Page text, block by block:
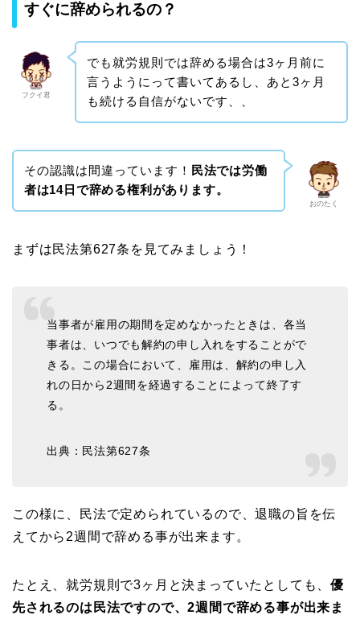
すぐに辞められるの？
フクイ君
でも就労規則では辞める場合は3ヶ月前に
言うようにって書いてあるし、あと3ヶ月
も続ける自信がないです、、
おのたく
その認識は間違っています！ 民法では労働
者は14日で辞める権利があります。
まずは民法第627条を見てみましょう！
当事者が雇用の期間を定めなかったときは、各当
事者は、いつでも解約の申し入れをすることがで
きる。この場合において、雇用は、解約の申し入
れの日から2週間を経過することによって終了す
る。
出典：民法第627条
この様に、民法で定められているので、退職の旨を伝
えてから2週間で辞める事が出来ます。
たとえ、就労規則で3ヶ月と決まっていたとしても、優
先されるのは民法ですので、2週間で辞める事が出来ま